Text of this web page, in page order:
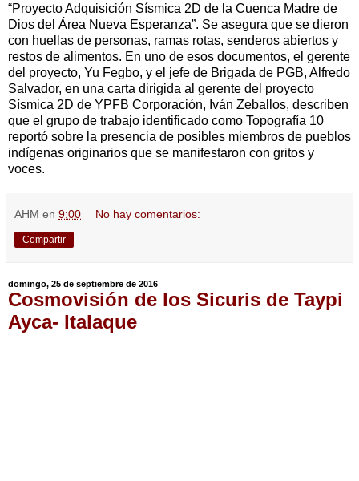
“Proyecto Adquisición Sísmica 2D de la Cuenca Madre de
Dios del Área Nueva Esperanza”. Se asegura que se dieron
con huellas de personas, ramas rotas, senderos abiertos y
restos de alimentos. En uno de esos documentos, el gerente
del proyecto, Yu Fegbo, y el jefe de Brigada de PGB, Alfredo
Salvador, en una carta dirigida al gerente del proyecto
Sísmica 2D de YPFB Corporación, Iván Zeballos, describen
que el grupo de trabajo identificado como Topografía 10
reportó sobre la presencia de posibles miembros de pueblos
indígenas originarios que se manifestaron con gritos y
voces.
AHM en 9:00 No hay comentarios:
Compartir
domingo, 25 de septiembre de 2016
Cosmovisión de los Sicuris de Taypi
Ayca- Italaque